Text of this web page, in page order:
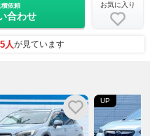
積依頼
合わせ
お気に入り
人が見ています
UP